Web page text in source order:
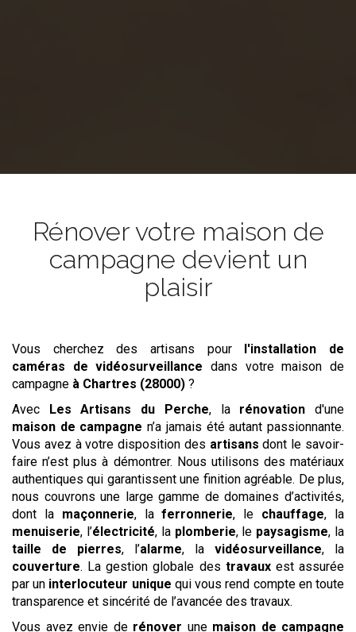
Rénover votre maison de
campagne devient un
plaisir
Vous cherchez des artisans pour l'installation de
caméras de vidéosurveillance dans votre maison de
campagne à Chartres (28000) ?
Avec Les Artisans du Perche, la rénovation d'une
maison de campagne n’a jamais été autant passionnante.
Vous avez à votre disposition des artisans dont le savoir-
faire n’est plus à démontrer. Nous utilisons des matériaux
authentiques qui garantissent une finition agréable. De plus,
nous couvrons une large gamme de domaines d’activités,
dont la maçonnerie, laferronnerie, le chauffage, la
menuiserie, l’électricité, la plomberie, le paysagisme, la
taille de pierres, l’alarme, la vidéosurveillance, la
couverture. La gestion globale des travauxest assurée
par un interlocuteur unique qui vous rend compte en toute
transparence et sincérité de l’avancée des travaux.
Vous avez envie de rénover une maison de campagne